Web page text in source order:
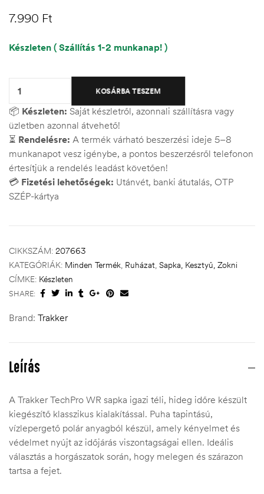
7.990 Ft
Készleten ( Szállítás 1-2 munkanap! )
KOSÁRBA TESZEM
📦 Készleten: Saját készletről, azonnali szállításra vagy
üzletben azonnal átvehető!
⏳ Rendelésre: A termék várható beszerzési ideje 5–8
munkanapot vesz igénybe, a pontos beszerzésről telefonon
értesítjük a rendelés leadást követően!
💳 Fizetési lehetőségek: Utánvét, banki átutalás, OTP
SZÉP-kártya
CIKKSZÁM: 207663
KATEGÓRIÁK: Minden Termék, Ruházat, Sapka, Kesztyű, Zokni
CÍMKE: Készleten
SHARE:
Brand: Trakker
Leírás
A Trakker TechPro WR sapka igazi téli, hideg időre készült
kiegészítő klasszikus kialakítással. Puha tapintású,
vízlepergető polár anyagból készül, amely kényelmet és
védelmet nyújt az időjárás viszontagságai ellen. Ideális
választás a horgászatok során, hogy melegen és szárazon
tartsa a fejet.